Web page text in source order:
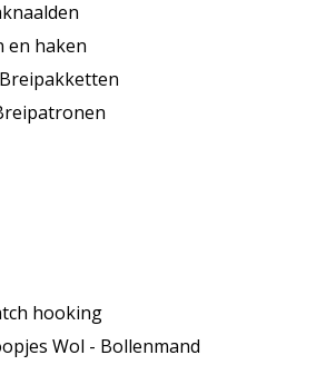
en haken
hooking
Wol - Bollenmand